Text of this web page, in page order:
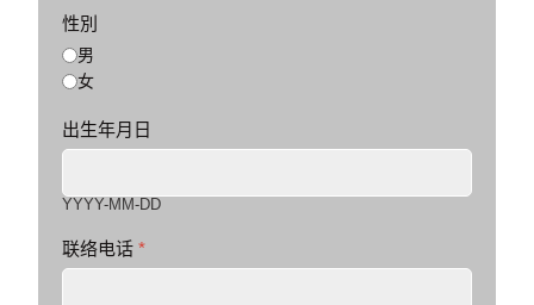
性別
男
女
出生年月日
YYYY-MM-DD
联络电话 *